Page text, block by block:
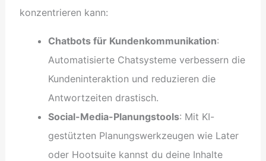
konzentrieren kann:
Chatbots für Kundenkommunikation:
Automatisierte Chatsysteme verbessern die
Kundeninteraktion und reduzieren die
Antwortzeiten drastisch.
Social-Media-Planungstools: Mit KI-
gestützten Planungswerkzeugen wie Later
oder Hootsuite kannst du deine Inhalte